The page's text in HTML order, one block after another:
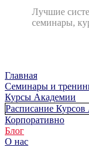
Лучшие
семинары,
Главная
Cеминары и
Курсы Академии
Расписание
Корпоративно
Блог
О нас